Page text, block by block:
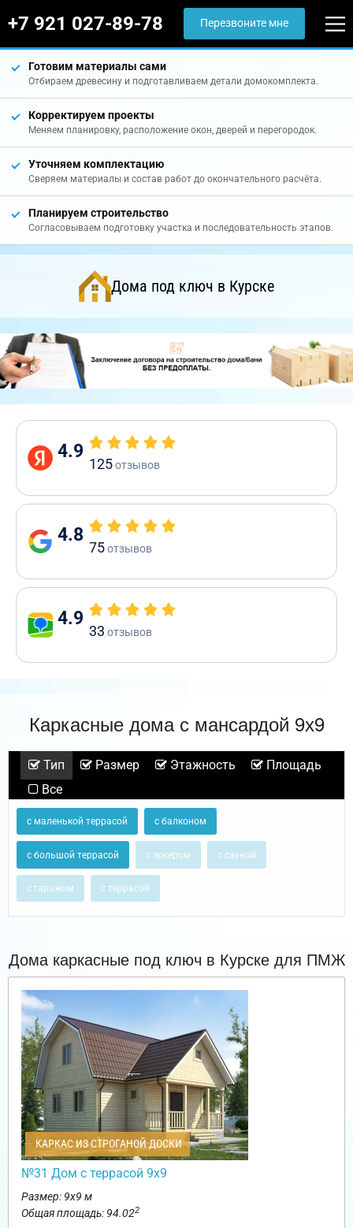
+7 921 027-89-78 Перезвоните мне
Готовим материалы сами
Отбираем древесину и подготавливаем детали домокомплекта.
Корректируем проекты
Меняем планировку, расположение окон, дверей и перегородок.
Уточняем комплектацию
Сверяем материалы и состав работ до окончательного расчёта.
Планируем строительство
Согласовываем подготовку участка и последовательность этапов.
Дома под ключ в Курске
4.9
125отзывов
4.8
75отзывов
4.9
33 отзывов
Каркасные дома с мансардой 9х9
Тип Размер Этажность
Площадь
Все
с маленькой террасой с балконом
с большой террасой с эркером с сауной
с гаражом с террасой
Дома каркасные под ключ в Курске для ПМЖ
КАРКАС ИЗ СТРОГАНОЙ ДОСКИ
№31 Дом с террасой 9х9
Размер: 9х9 м
Общая площадь: 94.022